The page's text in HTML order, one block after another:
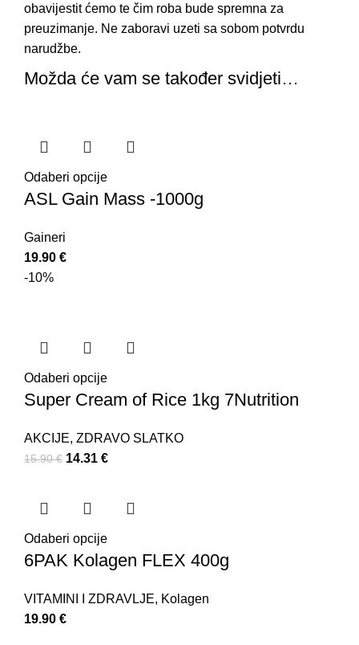
obavijestit ćemo te čim roba bude spremna za
preuzimanje. Ne zaboravi uzeti sa sobom potvrdu
narudžbe.
Možda će vam se također svidjeti…
Odaberi opcije
ASL Gain Mass -1000g
Gaineri
19.90 €
-10%
Odaberi opcije
Super Cream of Rice 1kg 7Nutrition
AKCIJE, ZDRAVO SLATKO
15.90€ 14.31 €
Odaberi opcije
6PAK Kolagen FLEX 400g
VITAMINI I ZDRAVLJE, Kolagen
19.90 €